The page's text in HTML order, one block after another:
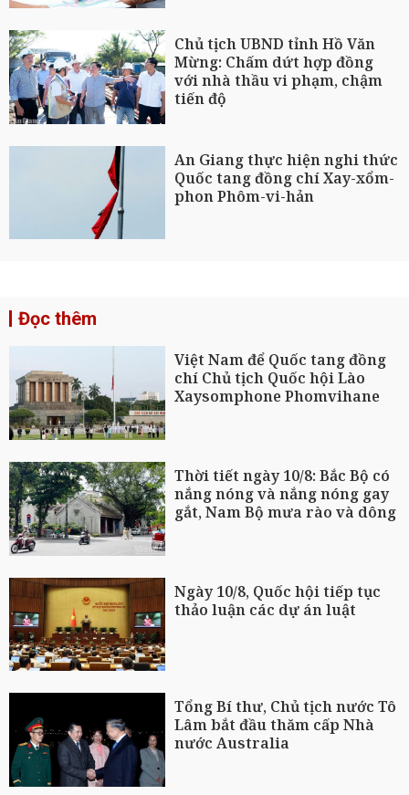
Chủ tịch UBND tỉnh Hồ Văn
Mừng: Chấm dứt hợp đồng
với nhà thầu vi phạm, chậm
tiến độ
An Giang thực hiện nghi thức
Quốc tang đồng chí Xay-xổm-
phon Phôm-vi-hản
Đọc thêm
Việt Nam để Quốc tang đồng
chí Chủ tịch Quốc hội Lào
Xaysomphone Phomvihane
Thời tiết ngày 10/8: Bắc Bộ có
nắng nóng và nắng nóng gay
gắt, Nam Bộ mưa rào và dông
Ngày 10/8, Quốc hội tiếp tục
thảo luận các dự án luật
Tổng Bí thư, Chủ tịch nước Tô
Lâm bắt đầu thăm cấp Nhà
nước Australia